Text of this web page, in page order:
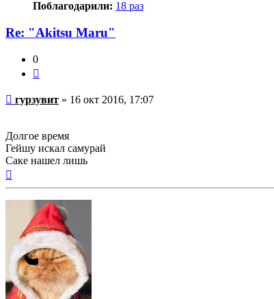
Поблагодарили: 18 раз
Re: "Аkitsu Maru"
0
Непрочитанное
сообщение
гурзувит » 16 окт 2016, 17:07
Долгое время
Гейшу искал самурай
Саке нашел лишь